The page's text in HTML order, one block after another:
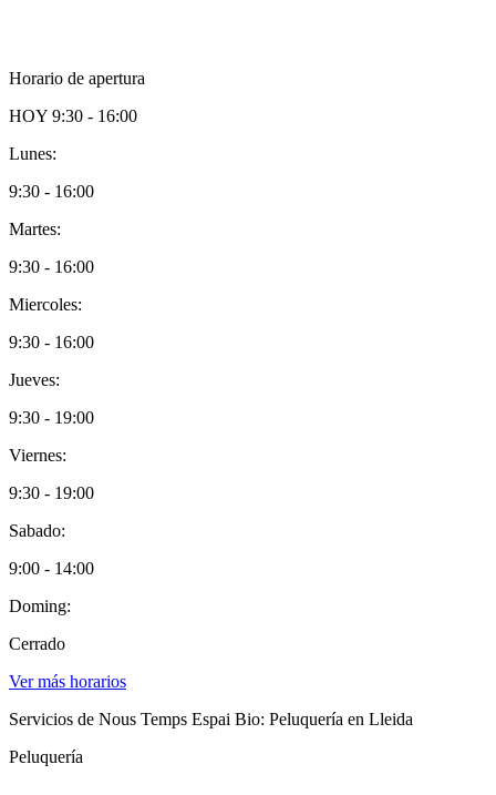
Horario de apertura
HOY 9:30 - 16:00
Lunes:
9:30 - 16:00
Martes:
9:30 - 16:00
Miercoles:
9:30 - 16:00
Jueves:
9:30 - 19:00
Viernes:
9:30 - 19:00
Sabado:
9:00 - 14:00
Doming:
Cerrado
Ver más horarios
Servicios de Nous Temps Espai Bio: Peluquería en Lleida
Peluquería